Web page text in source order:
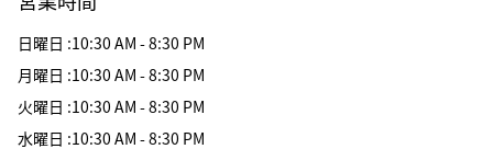
日曜日 :10:30 AM - 8:30 PM
月曜日 :10:30 AM - 8:30 PM
火曜日 :10:30 AM - 8:30 PM
水曜日 :10:30 AM - 8:30 PM